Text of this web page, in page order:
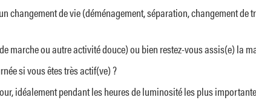
changement de vie (déménagement, séparation, changement
marche ou autre activité douce) ou bien restez-vous assis(e) la
si vous êtes très actif(ve) ?
idéalement pendant les heures de luminosité les plus